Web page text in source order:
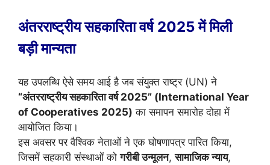
अंतरराष्ट्रीय सहकारिता वर्ष 2025 में मिली
बड़ी मान्यता
यह उपलब्धि ऐसे समय आई है जब संयुक्त राष्ट्र (UN) ने
“अंतरराष्ट्रीय सहकारिता वर्ष 2025” (International Year
of Cooperatives 2025) का समापन समारोह दोहा में
आयोजित किया।
इस अवसर पर वैश्विक नेताओं ने एक घोषणापत्र पारित किया,
जिसमें सहकारी संस्थाओं कोगरीबी उन्मूलन,सामाजिक न्याय,